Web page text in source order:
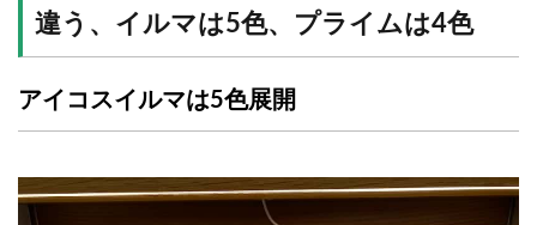
違う、イルマは5色、プライムは4色
アイコスイルマは5色展開